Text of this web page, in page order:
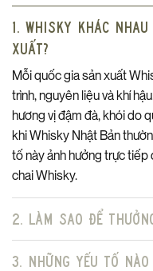
hương vị trái cây đỏ tươi
hợp khó cưỡng.
Sự hài hòa giữa hai loại
cân bằng và đa tầng
trải nghiệm thưởng thức
Tỷ lệ pha trộn giữa hai loại
giữ bí mật (NAS – No Age
đây là sự lựa chọn rất mới
The Lakes Distillery, thể
trong nghệ thuật pha trộn
Và nếu bạn là người tìm
các dòng Scotch và
1. Whisky khác
xuất?
Mỗi quốc gia sản xuất
trình, nguyên liệu và khí
hương vị đậm đà, khói do
khi Whisky Nhật Bản
tố này ảnh hưởng trực tiếp
chai Whisky.
2. Làm sao để
3. Những yếu tố